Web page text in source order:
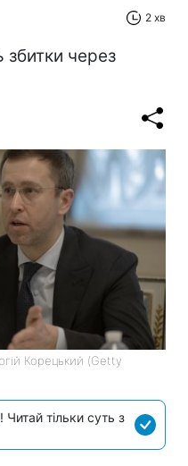
2 хв
через
Корецький (Getty
тільки суть з